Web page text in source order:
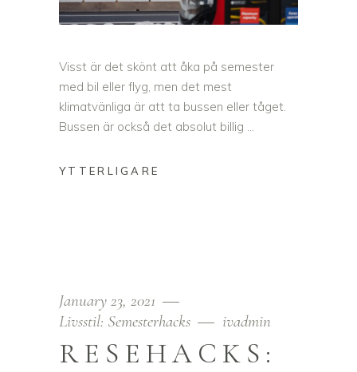
Visst är det skönt att åka på semester
med bil eller flyg, men det mest
klimatvänliga är att ta bussen eller tåget.
Bussen är också det absolut billig
January 23, 2021
Livsstil: Semesterhacks
ivadmin
RESEHACKS: